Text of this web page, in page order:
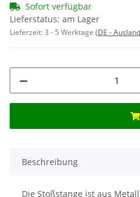
Sofort verfügbar
Lieferstatus: am Lager
Lieferzeit:3 - 5 Werktage (DE -
Beschreibung
Die Stoßstange ist aus